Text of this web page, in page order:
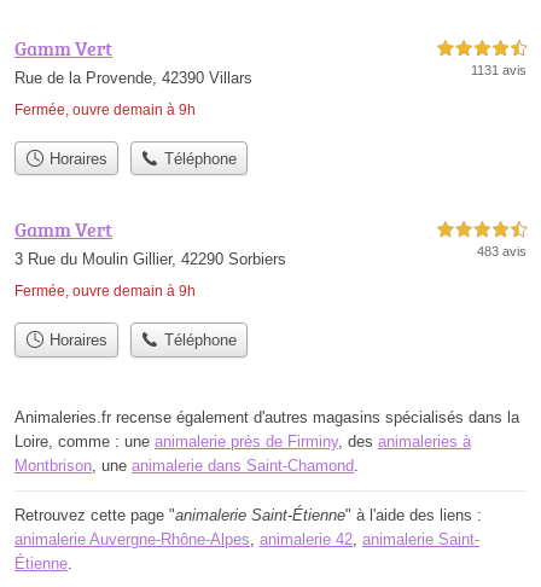
Gamm Vert
Rue de la Provende, 42390 Villars
Fermée, ouvre demain à 9h
4,5 étoiles sur 5
1131 avis
Horaires Téléphone
Gamm Vert
3 Rue du Moulin Gillier, 42290 Sorbiers
Fermée, ouvre demain à 9h
4,5 étoiles sur 5
483 avis
Horaires Téléphone
Animaleries.fr recense également d'autres magasins spécialisés dans la
Loire, comme : une animalerie près de Firminy, des animaleries à
Montbrison , une animalerie dans Saint-Chamond
Retrouvez cette page "animalerie Saint-Étienne" à l'aide des liens :
animalerie Auvergne-Rhône-Alpes animalerie 42 animalerie Saint-
Étienne